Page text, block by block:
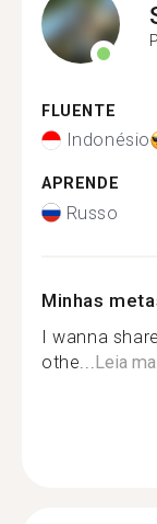
FLUENTE
Indonésio
APRENDE
Russo
Minhas
I wanna
othe... Leia